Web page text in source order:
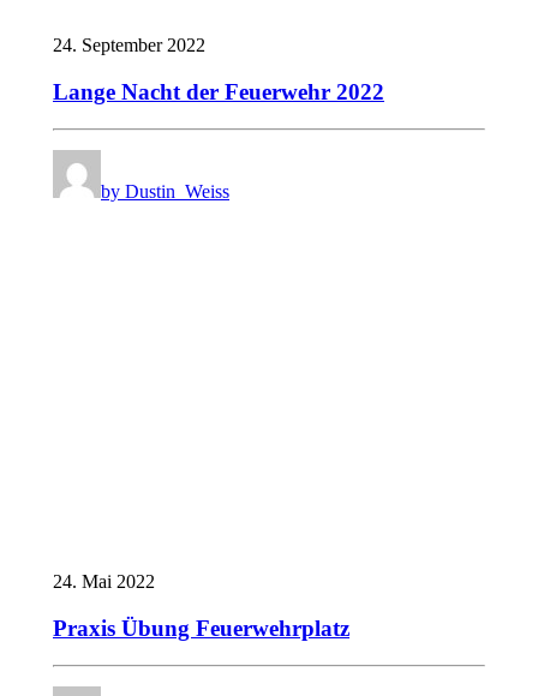
24. September 2022
Lange Nacht der Feuerwehr 2022
by Dustin_Weiss
24. Mai 2022
Praxis Übung Feuerwehrplatz